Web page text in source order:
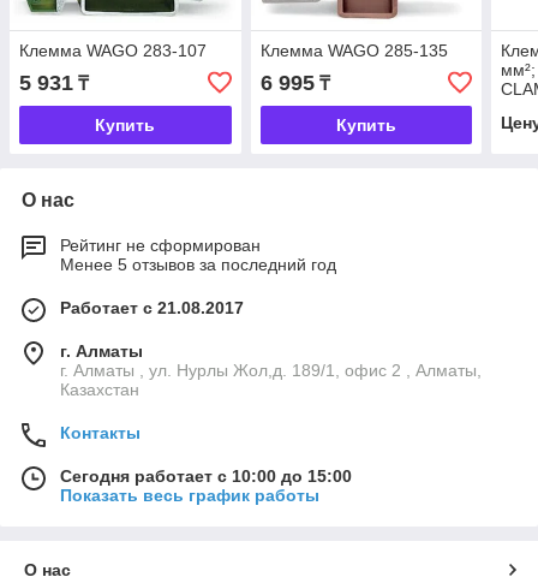
Клемма WAGO 283-107
5 931 ₸
Купить
Клемма WAGO 285-135
6 995₸
Купить
О нас
Рейтинг не сформирован
Менее 5 отзывов за последний год
Работает с 21.08.2017
г. Алматы
г. Алматы , ул. Нурлы Жол,д. 189/1, офис 2 , Алматы,
Казахстан
Контакты
Сегодня работает с 10:00 до 15:00
Показать весь график работы
О нас